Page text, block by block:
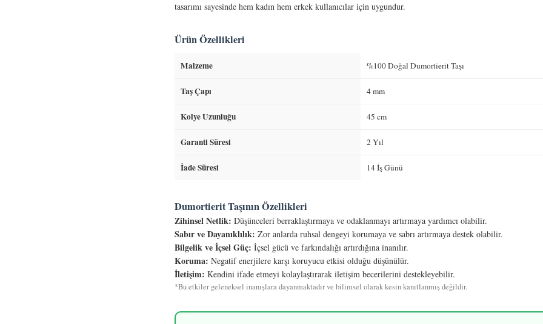
tasarımı sayesinde hem kadın hem erkek kullanıcılar için uygundur.
Ürün Özellikleri
Malzeme %100 Doğal Dumortierit Taşı
Taş Çapı 4 mm
Kolye Uzunluğu 45 cm
Garanti Süresi 2 Yıl
İade Süresi 14 İş Günü
Dumortierit Taşının Özellikleri
Zihinsel Netlik: Düşünceleri berraklaştırmaya ve odaklanmayı artırmaya yardımcı olabilir.
Sabır ve Dayanıklılık: Zor anlarda ruhsal dengeyi korumaya ve sabrı artırmaya destek olabilir.
Bilgelik ve İçsel Güç: İçsel gücü ve farkındalığı artırdığına inanılır.
Koruma: Negatif enerjilere karşı koruyucu etkisi olduğu düşünülür.
İletişim: Kendini ifade etmeyi kolaylaştırarak iletişim becerilerini destekleyebilir.
*Bu etkiler geleneksel inanışlara dayanmaktadır ve bilimsel olarak kesin kanıtlanmış değildir.